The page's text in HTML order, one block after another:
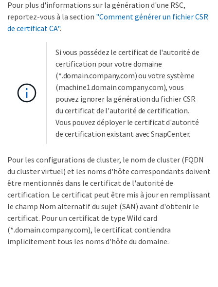
Pour plus d'informations sur la génération d'une RSC,
reportez-vous à la section "Comment générer un fichier CSR
de certificat CA".
Si vous possédez le certificat de l'autorité de
certification pour votre domaine
(*.domain.company.com) ou votre système
(machine1.domain.company.com), vous
pouvez ignorer la génération du fichier CSR
du certificat de l'autorité de certification.
Vous pouvez déployer le certificat d'autorité
de certification existant avec SnapCenter.
Pour les configurations de cluster, le nom de cluster (FQDN
du cluster virtuel) et les noms d'hôte correspondants doivent
être mentionnés dans le certificat de l'autorité de
certification. Le certificat peut être mis à jour en remplissant
le champ Nom alternatif du sujet (SAN) avant d'obtenir le
certificat. Pour un certificat de type Wild card
(*.domain.company.com), le certificat contiendra
implicitement tous les noms d'hôte du domaine.